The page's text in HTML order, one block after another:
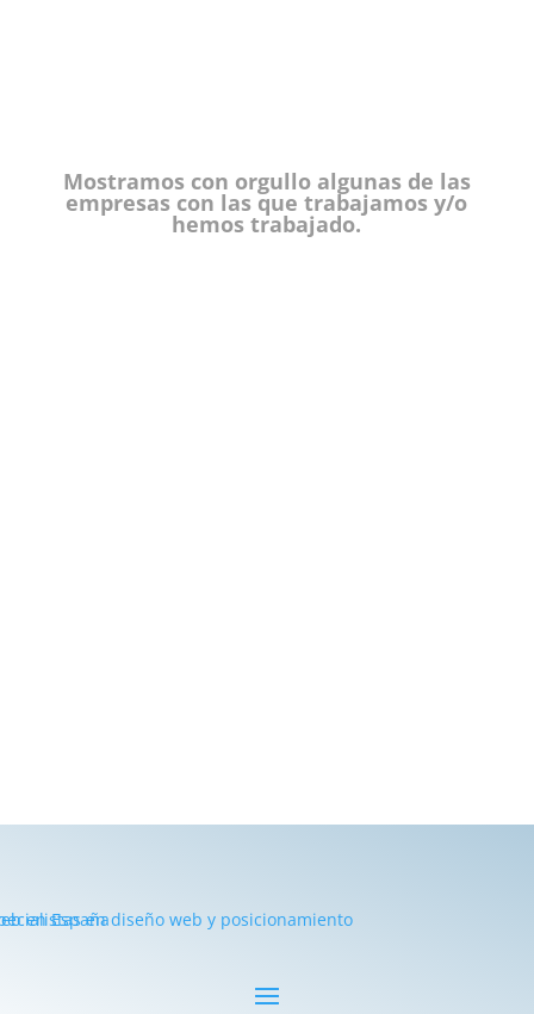
Mostramos con orgullo algunas de las
empresas con las que trabajamos y/o
hemos trabajado.